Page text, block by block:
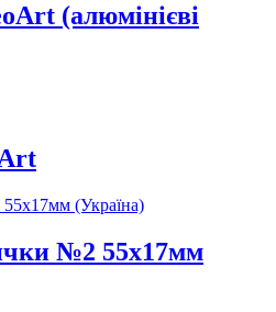
(алюмінієві
№2 55х17мм